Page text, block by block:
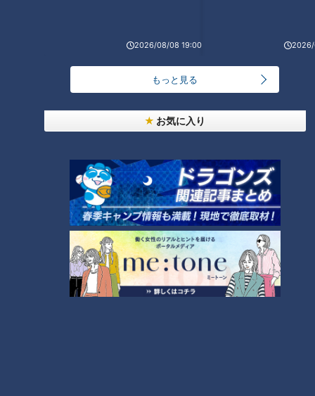
2026/08/08 19:00 2026/
もっと見る
お気に入り
凍結卵子の数によって、将来の妊娠率はある程度予測できま
約91％の確率で妊娠・出産に至るというデータもあります。こ
「どれくらいの数を目標にするか」を一緒に検討することが大
切だといいます。「卵子凍結をするからには、将来の妊娠が現
実的に期待できるだけの個数を確保するべきです」と丸田医師
は強調します。